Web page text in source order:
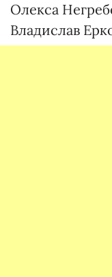
Олекса
Владислав